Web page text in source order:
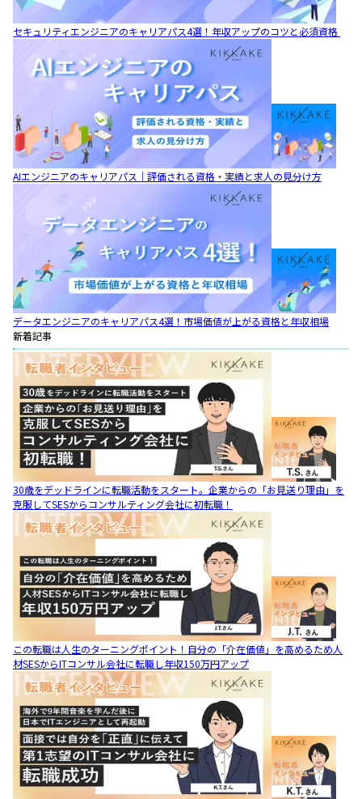
セキュリティエンジニアのキャリアパス4選！年収アップのコツと必須資格
AIエンジニアのキャリアパス｜評価される資格・実績と求人の見分け方
データエンジニアのキャリアパス4選！市場価値が上がる資格と年収相場
新着記事
30歳をデッドラインに転職活動をスタート。企業からの「お見送り理由」を
克服してSESからコンサルティング会社に初転職！
この転職は人生のターニングポイント！自分の「介在価値」を高めるため人
材SESからITコンサル会社に転職し年収150万円アップ